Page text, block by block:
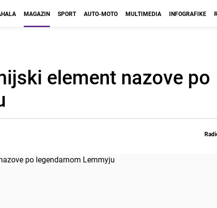
MAGAZIN SPORT AUTO-MOTO MULTIMEDIA INFOGRAFIKE
element nazove po